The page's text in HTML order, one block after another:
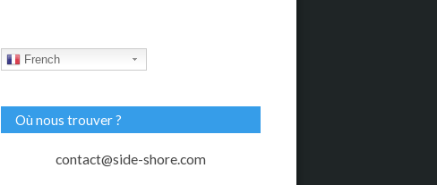
French
Où nous trouver ?
contact@side-shore.com